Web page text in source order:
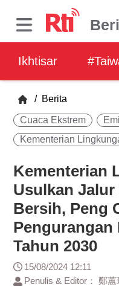
Ikhtisar
/ Berita
Cuaca Ekstrem
Kementerian
Kementerian
Usulkan
Bersih, Peng
Pengurangan
Tahun 2030
15/08/2024 12:11
Penulis & Editor： 鄭蕙